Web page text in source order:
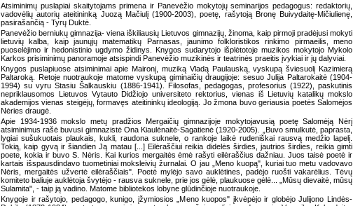
Atsiminimų puslapiai skaitytojams primena ir Panevėžio mokytojų seminarijos pedagogus: redaktorių,
vadovėlių autorių ateitininką Juozą Mačiulį (1900-2003), poetę, rašytoją Bronę Buivydaitę-Mičiulienę,
pasirašančią - Tyrų Duktė.
Panevėžio berniukų gimnazija- viena iškiliausių Lietuvos gimnazijų, žinoma, kaip pirmoji pradėjusi mokyti
lietuvių kalba, kaip jaunųjų matematikų Parnasas, jaunimo folkloristikos rinkimo pirmaeilis, meno
puoselėjimo ir hedonistinio ugdymo židinys. Knygos sudarytojo išplėtotoje muzikos mokytojo Mykolo
Karkos prisiminimų panoramoje atsispindi Panevėžio muzikinės ir teatrinės praeitis įvykiai ir jų dalyviai.
Knygos puslapiuose atsiminimai apie Maironį, muziką Vladą Paulauską, vyskupą šviesuolį Kazimierą
Paltaroką. Retoje nuotraukoje matome vyskupą giminaičių draugijoje: sesuo Julija Paltarokaitė (1904-
1994) su vyru Stasiu Šalkauskiu (1886-1941). Filosofas, pedagogas, profesorius (1922), paskutinis
nepriklausomos Lietuvos Vytauto Didžiojo universiteto rektorius, vienas iš Lietuvių katalikų mokslo
akademijos vienas steigėjų, formavęs ateitininkų ideologiją. Jo žmona buvo geriausia poetės Salomėjos
Nėries draugė.
Apie 1934-1936 mokslo metų pradžios Mergaičių gimnazijoje mokytojavusią poetę Salomėją Nėrį
atsiminimus rašė buvusi gimnazistė Ona Kiaulėnaitė-Sagatienė (1920-2005). „Buvo smulkutė, paprasta,
lygiai sušukuotais plaukais, kukli, raudona suknele, o rankoje laikė rudeniškai rausvą medžio lapelį.
Tokią, kaip gyvą ir šiandien Ją matau [...] Eilėraščiui reikia didelės širdies, jautrios širdies, reikia gimti
poete, kokia ir buvo S. Nėris. Kai kurios mergaitės ėmė rašyti eilėraščius dažniau. Juos taisė poetė ir
kartais išspausdindavo tuometiniai moksleivių žurnalai. O jau „Meno kuopą", kuriai tuo metu vadovavo
Nėris, mergaitės užvertė eilėraščiais". Poetė mylėjo savo auklėtines, padėjo ruošti vakarėlius. Tėvų
komiteto baliuje auklėtoja švytėjo - rausva suknele, prie jos gėlė, plaukuose gėlė... „Mūsų dievaitė, mūsų
Sulamita", - taip ją vadino. Matome bibliotekos lobyne glūdinčioje nuotraukoje.
Knygoje ir rašytojo, pedagogo, kunigo, įžymiosios „Meno kuopos" įkvėpėjo ir globėjo Julijono Lindės-